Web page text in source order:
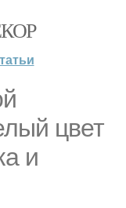
цвет
и